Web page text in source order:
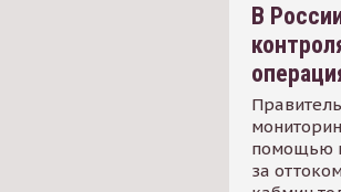
В
помощью
за